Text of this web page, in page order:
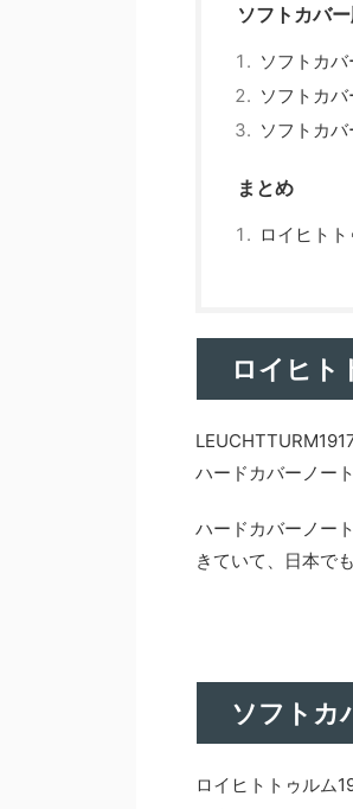
ソフトカバ
ソフトカ
ソフトカ
ソフトカ
まとめ
ロイヒト
ロイヒト
ハードカバーノート
ハードカバーノー
きていて、日本で
ソフトカ
ロイヒトトゥルム